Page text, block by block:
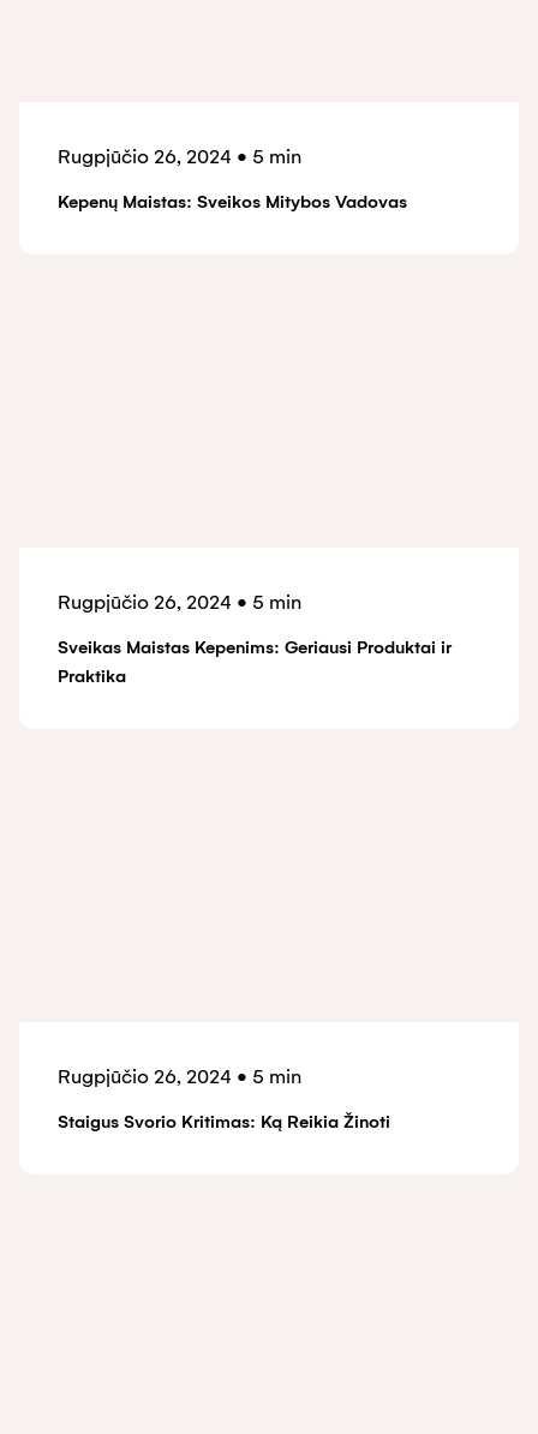
Rugpjūčio 26, 2024 • 5 min
Kepenų Maistas: Sveikos Mitybos Vadovas
Rugpjūčio 26, 2024 • 5 min
Sveikas Maistas Kepenims: Geriausi Produktai ir
Praktika
Rugpjūčio 26, 2024 • 5 min
Staigus Svorio Kritimas: Ką Reikia Žinoti